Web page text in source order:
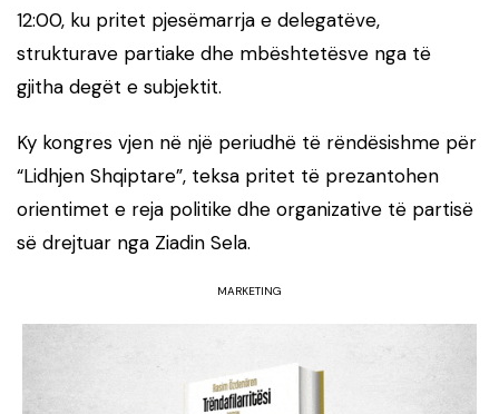
12:00, ku pritet pjesëmarrja e delegatëve,
strukturave partiake dhe mbështetësve nga të
gjitha degët e subjektit.
Ky kongres vjen në një periudhë të rëndësishme për
“Lidhjen Shqiptare”, teksa pritet të prezantohen
orientimet e reja politike dhe organizative të partisë
së drejtuar nga Ziadin Sela.
MARKETING